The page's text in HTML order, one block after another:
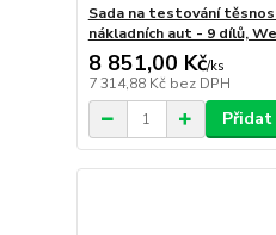
Sada na testování
nákladních aut - 9 dílů,
8 851,00 Kč/ks
7 314,88 Kč bez DPH